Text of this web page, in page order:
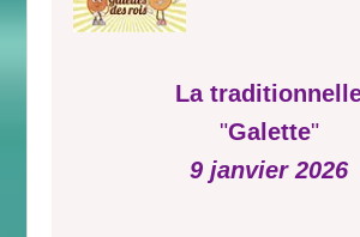
La
"Galette"
9 janvier 2026